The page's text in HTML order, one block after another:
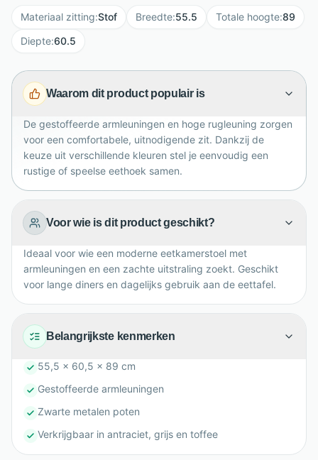
Met een breedte van 55,5 cm, diepte van 60,5 cm en
hoogte van 89 cm heeft de stoel een royale vorm
toffee en combineer meerdere tinten voor een speelse
eethoek. Dankzij het tijdloze ontwerp past Tina
interieurs en creëert zij direct warmte thuis.
Materiaal zitting:Stof Breedte:55.5 Totale hoogte:89
Diepte:60.5
Waarom dit product populair is
De gestoffeerde armleuningen en hoge rugleuning zorgen
voor een comfortabele, uitnodigende zit. Dankzij de
keuze uit verschillende kleuren stel je eenvoudig een
rustige of speelse eethoek samen.
Voor wie is dit product geschikt?
Ideaal voor wie een moderne eetkamerstoel met
armleuningen en een zachte uitstraling zoekt. Geschikt
voor lange diners en dagelijks gebruik aan de eettafel.
Belangrijkste kenmerken
55,5 x 60,5 x 89 cm
Gestoffeerde armleuningen
Zwarte metalen poten
Verkrijgbaar in antraciet, grijs en toffee